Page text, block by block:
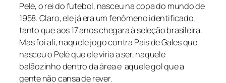
Pelé, o rei do futebol, nasceu na copa do mundo de
1958. Claro, ele já era um fenômeno identificado,
tanto que aos 17 anos chegara à seleção brasileira.
Mas foi ali, naquele jogo contra Pais de Gales que
nasceu o Pelé que ele viria a ser, naquele
balãozinho dentro da área e aquele gol que a
gente não cansa de rever.